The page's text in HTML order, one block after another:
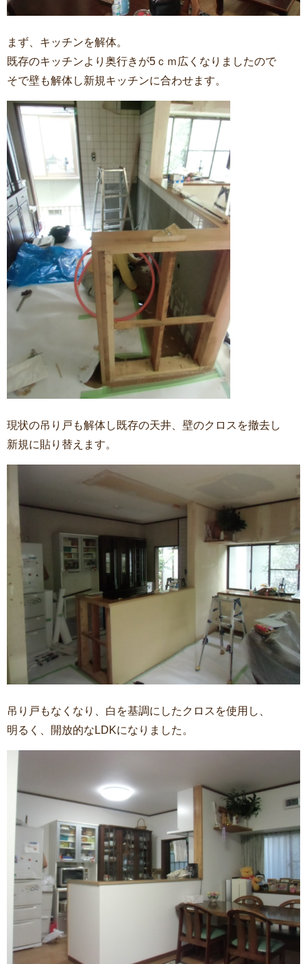
まず、キッチンを解体。
既存のキッチンより奥行きが5ｃｍ広くなりましたので
そで壁も解体し新規キッチンに合わせます。
現状の吊り戸も解体し既存の天井、壁のクロスを撤去し
新規に貼り替えます。
吊り戸もなくなり、白を基調にしたクロスを使用し、
明るく、開放的なLDKになりました。